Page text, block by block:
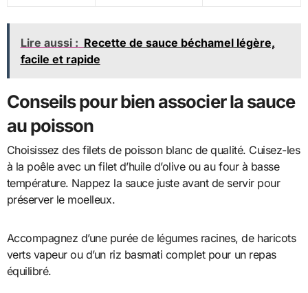
Lire aussi : Recette de sauce béchamel légère,
facile et rapide
Conseils pour bien associer la sauce
au poisson
Choisissez des filets de poisson blanc de qualité. Cuisez-les
à la poêle avec un filet d’huile d’olive ou au four à basse
température. Nappez la sauce juste avant de servir pour
préserver le moelleux.
Accompagnez d’une purée de légumes racines, de haricots
verts vapeur ou d’un riz basmati complet pour un repas
équilibré.